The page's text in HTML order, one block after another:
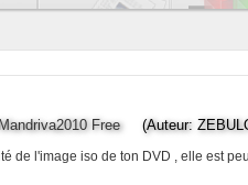
Free(Auteur:
de l'image iso de ton DVD , elle est